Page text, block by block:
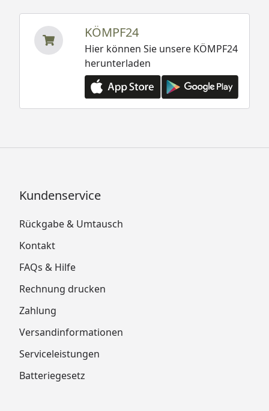
KÖMPF24
Hier können Sie unsere KÖMPF24
herunterladen
Kundenservice
Rückgabe & Umtausch
Kontakt
FAQs & Hilfe
Rechnung drucken
Zahlung
Versandinformationen
Serviceleistungen
Batteriegesetz